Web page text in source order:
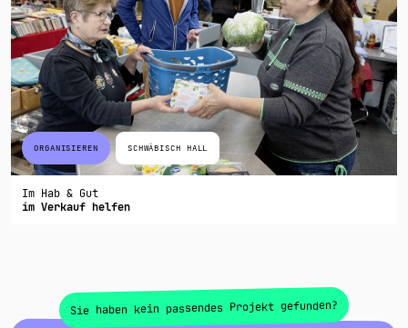
ORGANISIEREN SCHWÄBISCH HALL
Im Hab & Gut
im Verkauf helfen
Sie haben kein passendes Projekt gefunden?